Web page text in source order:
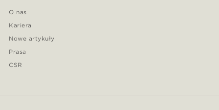
O nas
Kariera
Nowe artykuły
Prasa
CSR